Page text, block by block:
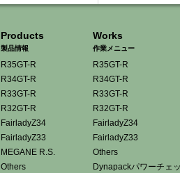
Products
製品情報
R35GT-R
R34GT-R
R33GT-R
R32GT-R
FairladyZ34
FairladyZ33
MEGANE R.S.
Others
Works
作業メニュー
R35GT-R
R34GT-R
R33GT-R
R32GT-R
FairladyZ34
FairladyZ33
Others
Dynapackパワーチェ